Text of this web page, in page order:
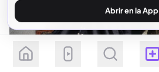
Seguir
Abrir en la App